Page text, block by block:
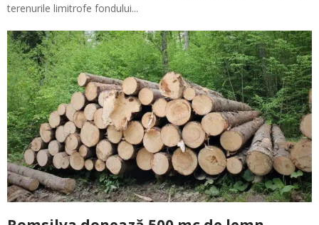
terenurile limitrofe fondului...